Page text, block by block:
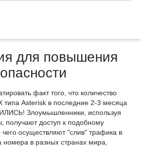
для повышения
факт того, что количество
типа Asterisk в последние 2-3 месяца
Злоумышленники, используя
получают доступ к подобному
осуществляют "слив" трафика в
в разных странах мира,